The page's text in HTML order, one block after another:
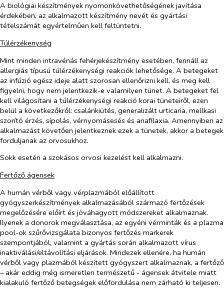
A biológiai készítmények nyomonkövethetőségének javítása
érdekében, az alkalmazott készítmény nevét és gyártási
tételszámát egyértelműen kell feltüntetni.
Túlérzékenység
Mint minden intravénás fehérjekészítmény esetében, fennáll az
allergiás típusú túlérzékenységi reakciók lehetősége. A betegeket
az infúzió egész ideje alatt szorosan ellenőrizni kell, és meg kell
figyelni, hogy nem jelentkezik-e valamilyen tünet. A betegeket fel
kell világosítani a túlérzékenységi reakció korai tüneteiről, ezen
belül a következőkről: csalánkiütés, generalizált urticaria, mellkasi
szorító érzés, sípolás, vérnyomásesés és anafilaxia. Amennyiben az
alkalmazást követően jelentkeznek ezek a tünetek, akkor a betegek
forduljanak az orvosukhoz.
Sokk esetén a szokásos orvosi kezelést kell alkalmazni.
Fertőző ágensek
A humán vérből vagy vérplazmából előállított
gyógyszerkészítmények alkalmazásából származó fertőzések
megelőzésére előírt és jóváhagyott módszereket alkalmaznak.
Ilyenek a donorok megválasztása, az egyéni vérminták és a plazma
pool-ok szűrővizsgálata bizonyos fertőzés markerek
szempontjából, valamint a gyártás során alkalmazott vírus
inaktiválási/eltávolítási eljárások. Mindezek ellenére, ha humán
vérből vagy plazmából készített gyógyszert alkalmaznak, a fertőző
– akár eddig még ismeretlen természetű - ágensek átvitele miatt
kialakuló fertőző betegségek előfordulása nem zárható ki teljesen.